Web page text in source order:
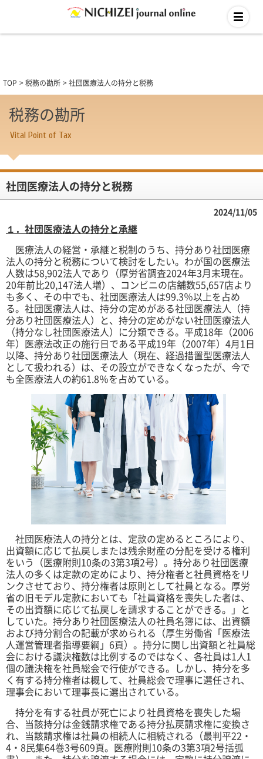
TOP 税務の勘所 社団医療法人の持分と税務
税務の勘所
Vital Point of Tax
社団医療法人の持分と税務
2024/11/05
１．社団医療法人の持分と承継
医療法人の経営・承継と税制のうち、持分あり社団医療
法人の持分と税務について検討をしたい。わが国の医療法
人数は58,902法人であり（厚労省調査2024年3月末現在。
20年前比20,147法人増）、コンビニの店舗数55,657店より
も多く、その中でも、社団医療法人は99.3％以上を占め
る。社団医療法人は、持分の定めがある社団医療法人（持
分あり社団医療法人）と、持分の定めがない社団医療法人
（持分なし社団医療法人）に分類できる。平成18年（2006
年）医療法改正の施行日である平成19年（2007年）4月1日
以降、持分あり社団医療法人（現在、経過措置型医療法人
として扱われる）は、その設立ができなくなったが、今で
も全医療法人の約61.8％を占めている。
社団医療法人の持分とは、定款の定めるところにより、
出資額に応じて払戻しまたは残余財産の分配を受ける権利
をいう（医療附則10条の3第3項2号）。持分あり社団医療
法人の多くは定款の定めにより、持分権者と社員資格をリ
ンクさせており、持分権者は原則として社員となる。厚労
省の旧モデル定款においても「社員資格を喪失した者は、
その出資額に応じて払戻しを請求することができる。」と
していた。持分あり社団医療法人の社員名簿には、出資額
および持分割合の記載が求められる（厚生労働省「医療法
人運営管理者指導要綱」6頁）。持分に関し出資額と社員総
会における議決権数は比例するのではなく、各社員は1人1
個の議決権を社員総会で行使ができる。しかし、持分を多
く有する持分権者は概して、社員総会で理事に選任され、
理事会において理事長に選出されている。
持分を有する社員が死亡により社員資格を喪失した場
合、当該持分は金銭請求権である持分払戻請求権に変換さ
れ、当該請求権は社員の相続人に相続される（最判平22・
4・8民集64巻3号609頁。医療附則10条の3第3項2号括弧